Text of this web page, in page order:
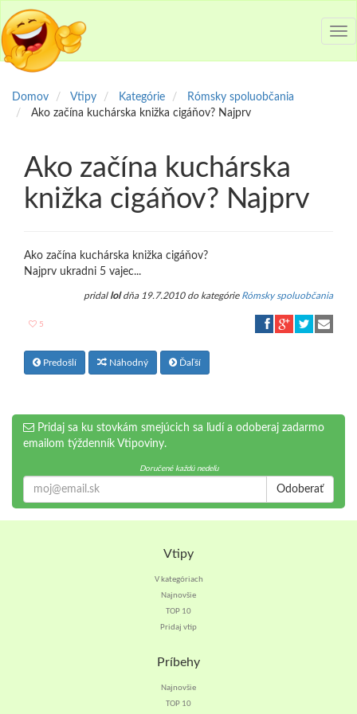
Domov Vtipy Kategórie
Rómsky spoluobčania
Ako začína kuchárska knižka cigáňov? Najprv
Ako začína kuchárska
knižka cigáňov? Najprv
Ako začína kuchárska knižka cigáňov?
Najprv ukradni 5 vajec...
pridal loldňa 19.7.2010 do kategórie Rómsky spoluobčania
5
Predošlí Náhodný Ďaľší
Pridaj sa ku stovkám smejúcich sa ľudí a odoberaj zadarmo
emailom týždenník Vtipoviny.
Doručené každú nedeľu
Odoberať
Vtipy
V kategóriach
Najnovšie
TOP 10
Pridaj vtip
Príbehy
Najnovšie
TOP 10